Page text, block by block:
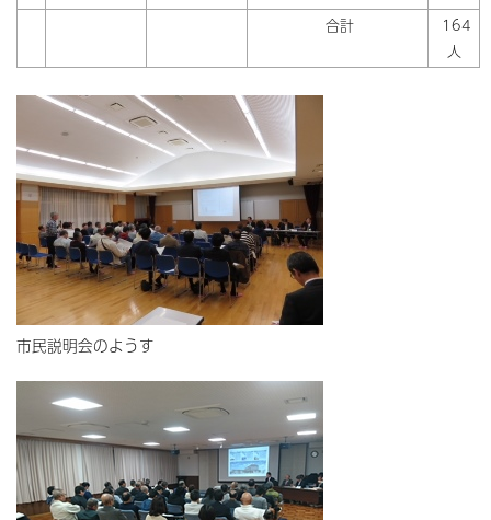
合計
164
人
市民説明会のようす